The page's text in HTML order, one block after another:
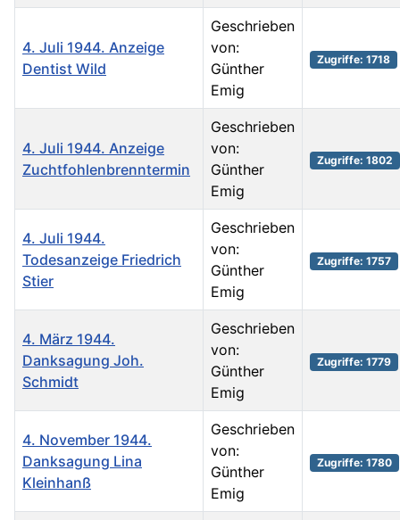
4. Juli 1944. Anzeige
Dentist Wild
Geschrieben
von:
Günther
Emig
Zugriffe: 1718
4. Juli 1944. Anzeige
Zuchtfohlenbrenntermin
Geschrieben
von:
Günther
Emig
Zugriffe: 1802
4. Juli 1944.
Todesanzeige Friedrich
Stier
Geschrieben
von:
Günther
Emig
Zugriffe: 1757
4. März 1944.
Danksagung Joh.
Schmidt
Geschrieben
von:
Günther
Emig
Zugriffe: 1779
4. November 1944.
Danksagung Lina
Kleinhanß
Geschrieben
von:
Günther
Emig
Zugriffe: 1780